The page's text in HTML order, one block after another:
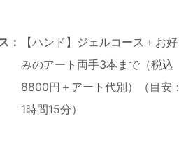
：
【ハンド】ジェルコース＋お好
みのアート両手3本まで（税込
8800円＋アート代別）（目安：
1時間15分）